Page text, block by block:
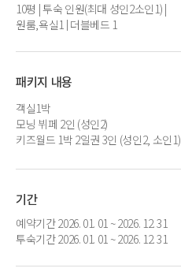
10평 | 투숙 인원(최대 성인2소인1) |
원룸,욕실1 | 더블베드 1
패키지 내용
객실1박
모닝 뷔페 2인 (성인2)
키즈월드 1박 2일권 3인 (성인2, 소인1)
기간
예약기간 2026. 01. 01 ~ 2026. 12. 31
투숙기간 2026. 01. 01 ~ 2026. 12. 31